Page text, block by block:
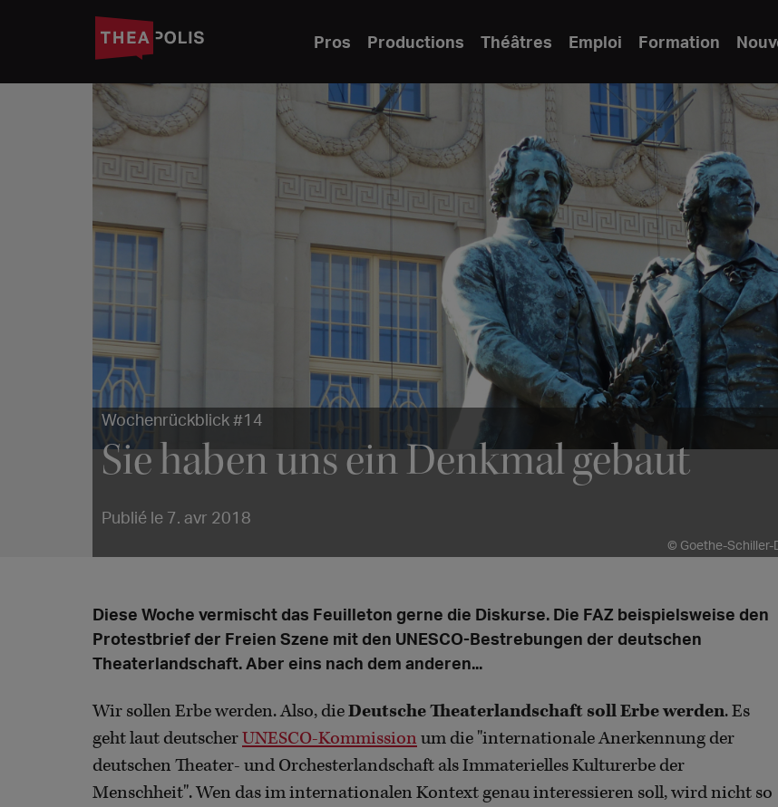
Pros Productions Théâtres Emploi Formation
Wochenrückblick #14
Sie haben uns ein Denkmal gebaut
Publié le 7. avr 2018
© Goethe-Schiller-
Diese Woche vermischt das Feuilleton gerne die Diskurse. Die FAZ beispielsweise den
Protestbrief der Freien Szene mit den UNESCO-Bestrebungen der deutschen
Theaterlandschaft. Aber eins nach dem anderen...
Wir sollen Erbe werden. Also, dieDeutsche Theaterlandschaft soll Erbe werden. Es
geht laut deutscherUNESCO-Kommission um die "internationale Anerkennung der
deutschen Theater- und Orchesterlandschaft als Immaterielles Kulturerbe der
Menschheit". Wen das im internationalen Kontext genau interessieren soll, wird nicht so